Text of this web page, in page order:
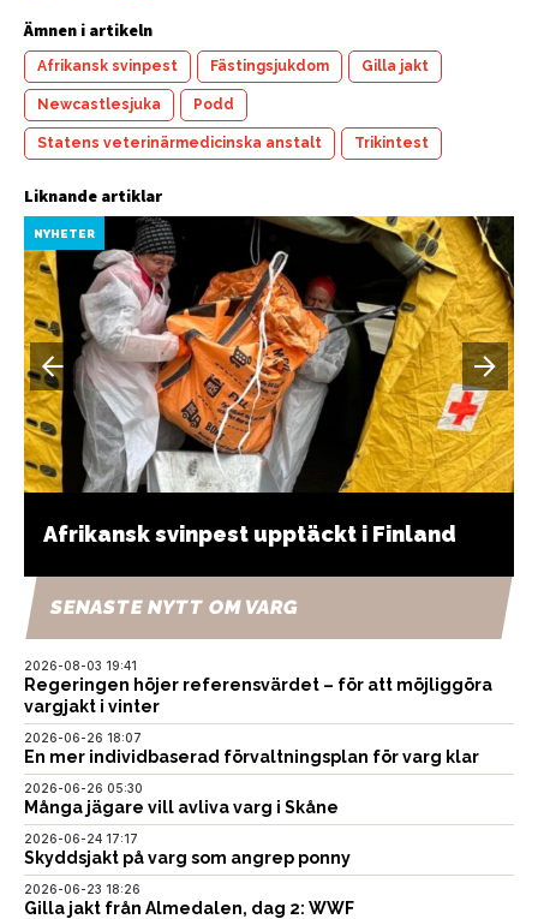
Ämnen i artikeln
Afrikansk svinpest Fästingsjukdom Gilla jakt
Newcastlesjuka Podd
Statens veterinärmedicinska anstalt Trikintest
Liknande artiklar
NYHETER
Afrikansk svinpest upptäckt i Finland
SENASTE NYTT OM VARG
2026-08-03 19:41
Regeringen höjer referensvärdet – för att möjliggöra
vargjakt i vinter
2026-06-26 18:07
En mer individbaserad förvaltningsplan för varg klar
2026-06-26 05:30
Många jägare vill avliva varg i Skåne
2026-06-24 17:17
Skyddsjakt på varg som angrep ponny
2026-06-23 18:26
Gilla jakt från Almedalen, dag 2: WWF